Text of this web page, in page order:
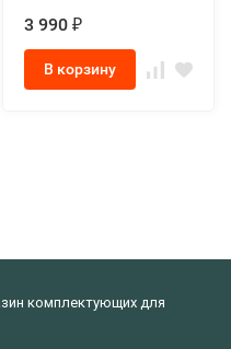
65W max Type-C Square
3 990 ₽
В корзину
комплектующих для